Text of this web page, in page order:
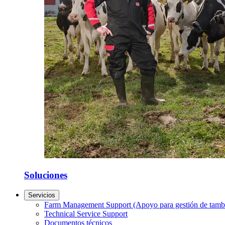
Soluciones
Servicios
Farm Management Support (Apoyo para gestión de
Technical Service Support
Documentos técnicos